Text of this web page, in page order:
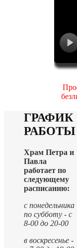
ГРАФИК
РАБОТЫ
Храм Петра и
Павла
работает по
следующему
расписанию:
с понедельника
по субботу - с
8-00 до 20-00
в воскресенье -